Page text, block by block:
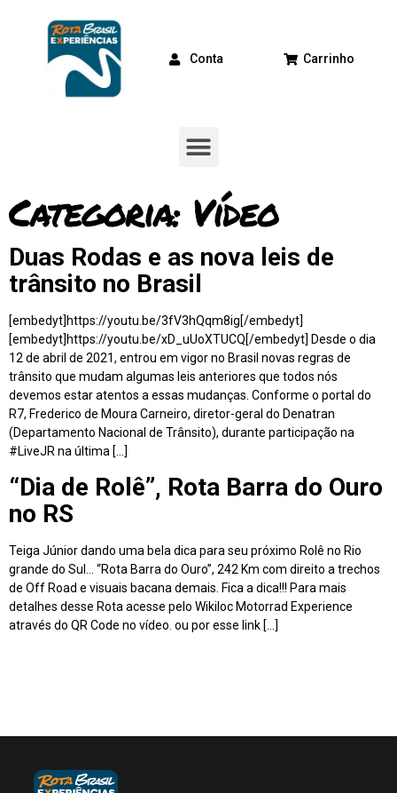
Conta Carrinho
Categoria: Vídeo
Duas Rodas e as nova leis de
trânsito no Brasil
[embedyt]https://youtu.be/3fV3hQqm8ig[/embedyt]
[embedyt]https://youtu.be/xD_uUoXTUCQ[/embedyt] Desde o dia
12 de abril de 2021, entrou em vigor no Brasil novas regras de
trânsito que mudam algumas leis anteriores que todos nós
devemos estar atentos a essas mudanças. Conforme o portal do
R7, Frederico de Moura Carneiro, diretor-geral do Denatran
(Departamento Nacional de Trânsito), durante participação na
#LiveJR na última […]
“Dia de Rolê”, Rota Barra do Ouro
no RS
Teiga Júnior dando uma bela dica para seu próximo Rolê no Rio
grande do Sul… “Rota Barra do Ouro”, 242 Km com direito a trechos
de Off Road e visuais bacana demais. Fica a dica!!! Para mais
detalhes desse Rota acesse pelo Wikiloc Motorrad Experience
através do QR Code no vídeo. ou por esse link […]